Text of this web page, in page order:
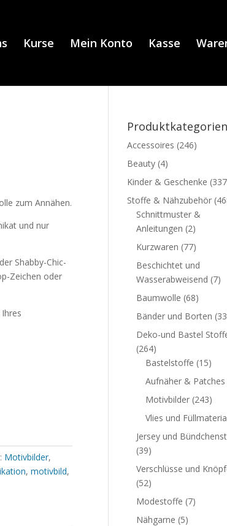
Kurse Mein Konto Kasse
zum Annähen.
und nur
Shabby-Chic-
Zeichen oder
Motivbilder,
,motivbild,
Produktkategorien
Accessoires (246)
Beauty (4)
Kinder & Geschenke
Stoffe & Nähzubehör
Schnittmuster &
Anleitungen (2)
Kurzwaren (77)
Beschichtet und
Wasserabweisend (7)
Baumwolle (68)
Bänder und Borten
Deko-und Bastel
(264)
Bastelstoffe (15)
Aufnäher & Patches
Motivbilder (243)
Vlies und
Jersey und
(39)
Verschlüsse und
(52)
Modestoffe (7)
Nähgarne (5)